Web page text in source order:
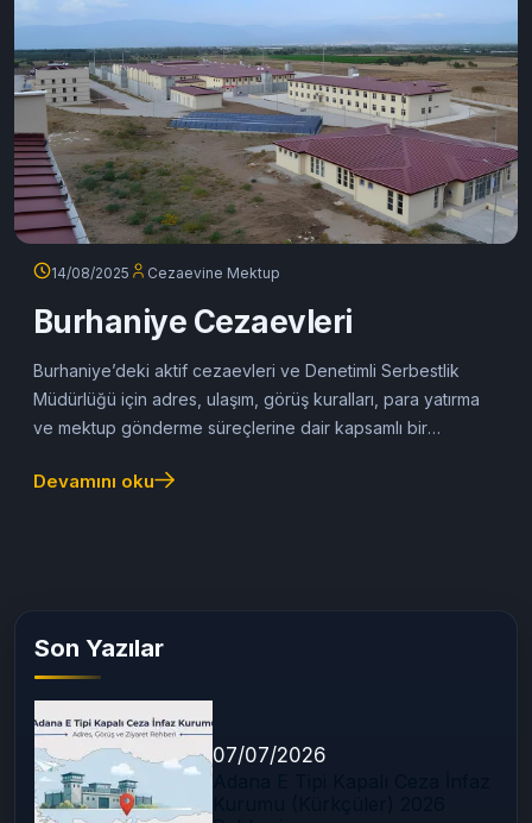
14/08/2025 Cezaevine Mektup
Burhaniye Cezaevleri
Burhaniye’deki aktif cezaevleri ve Denetimli Serbestlik
Müdürlüğü için adres, ulaşım, görüş kuralları, para yatırma
ve mektup gönderme süreçlerine dair kapsamlı bir
Devamını oku
Son Yazılar
07/07/2026